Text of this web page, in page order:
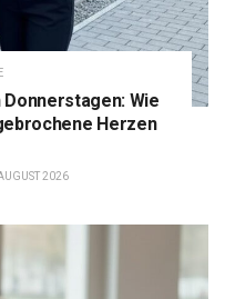
Wie
Herzen
2026